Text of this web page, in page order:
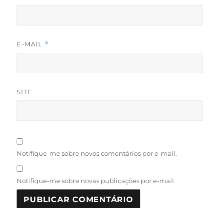
E-MAIL *
SITE
Notifique-me sobre novos comentários por e-mail.
Notifique-me sobre novas publicações por e-mail.